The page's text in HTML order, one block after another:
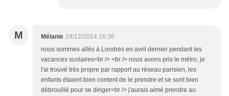
M Mélanie 24/12/2014 16:36
nous sommes allés à Londres en avril dernier pendant les
vacances scolaires<br /> <br /> nous avons pris le métro, je
l'ai trouvé très propre par rapport au réseau parisien, les
enfants étaient bien content de le prendre et se sont bien
débrouillé pour se diriger<br /> j'aurais aimé prendre au